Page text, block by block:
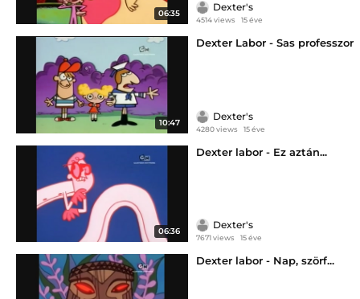
06:35
Dexter's
4514 views 15 éve
10:47
Dexter Labor - Sas professzor
Dexter's
4280 views 15 éve
06:36
Dexter labor - Ez aztán...
Dexter's
7671 views 15 éve
Dexter labor - Nap, szörf...